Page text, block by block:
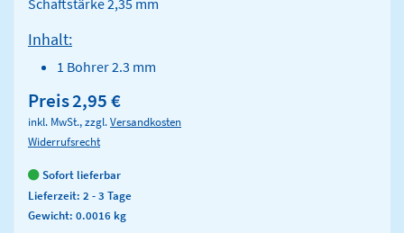
Schaftstärke 2,35 mm
Inhalt:
1 Bohrer 2.3 mm
Preis2,95 €
inkl. MwSt., zzgl.Versandkosten
Widerrufsrecht
Sofort lieferbar
Lieferzeit: 2 - 3 Tage
Gewicht: 0.0016 kg